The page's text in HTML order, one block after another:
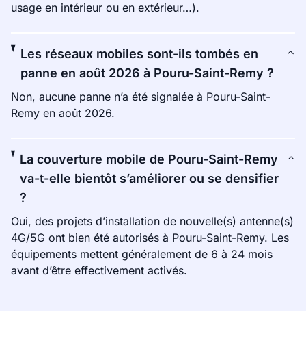
usage en intérieur ou en extérieur…).
Les réseaux mobiles sont-ils tombés en
panne en août 2026 à Pouru-Saint-Remy ?
Non, aucune panne n’a été signalée à Pouru-Saint-
Remy en août 2026.
La couverture mobile de Pouru-Saint-Remy
va-t-elle bientôt s’améliorer ou se densifier
?
Oui, des projets d’installation de nouvelle(s) antenne(s)
4G/5G ont bien été autorisés à Pouru-Saint-Remy. Les
équipements mettent généralement de 6 à 24 mois
avant d’être effectivement activés.